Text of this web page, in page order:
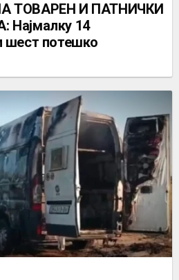
ТОВАРЕН И ПАТНИЧКИ
Најмалку 14
шест потешко